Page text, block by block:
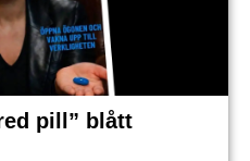
pill” blått